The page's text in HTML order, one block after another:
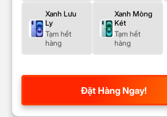
Xanh Lưu
Ly
Tạm hết
hàng
Xanh Mòng
Két
Tạm hết
hàng
Đặt Hàng Ngay!